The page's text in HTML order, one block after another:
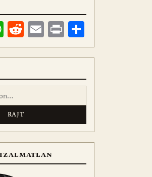
WhatsApp
Reddit
Email
Print
meg